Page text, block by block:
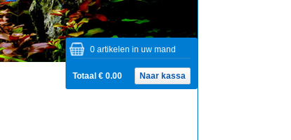
0 artikelen in uw mand
Totaal € 0.00 Naar kassa